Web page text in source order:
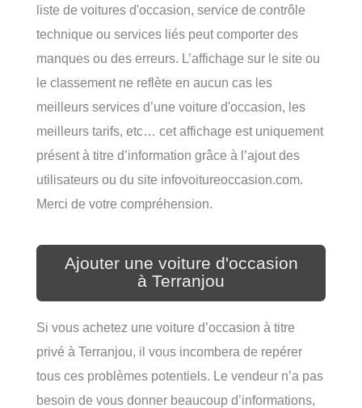
liste de voitures d'occasion, service de contrôle
technique ou services liés peut comporter des
manques ou des erreurs. L’affichage sur le site ou
le classement ne reflète en aucun cas les
meilleurs services d’une voiture d'occasion, les
meilleurs tarifs, etc… cet affichage est uniquement
présent à titre d’information grâce à l’ajout des
utilisateurs ou du site infovoitureoccasion.com.
Merci de votre compréhension.
Ajouter une voiture d'occasion
à Terranjou
Si vous achetez une voiture d’occasion à titre
privé à Terranjou, il vous incombera de repérer
tous ces problèmes potentiels. Le vendeur n’a pas
besoin de vous donner beaucoup d’informations,